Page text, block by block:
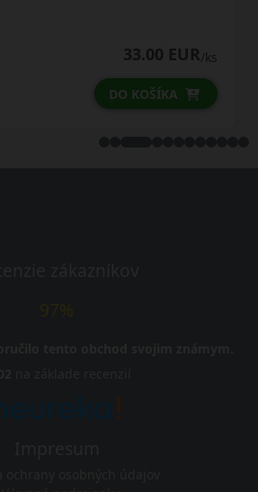
33.00 EUR/ks
DO KOŠÍKA